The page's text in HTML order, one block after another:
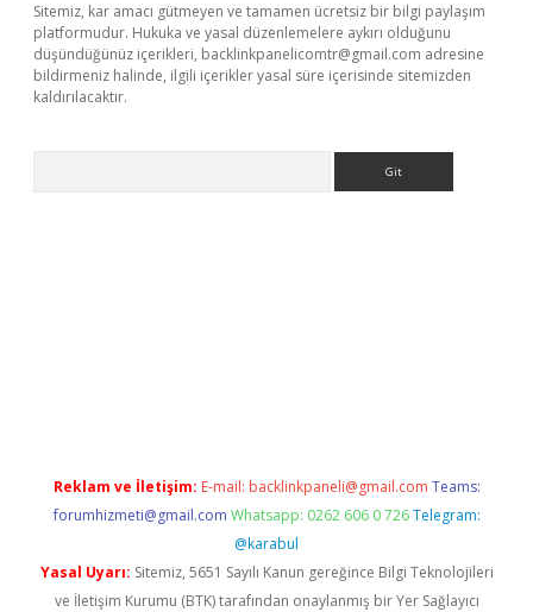
Sitemiz, kar amacı gütmeyen ve tamamen ücretsiz bir bilgi paylaşım
platformudur. Hukuka ve yasal düzenlemelere aykırı olduğunu
düşündüğünüz içerikleri, backlinkpanelicomtr@gmail.com adresine
bildirmeniz halinde, ilgili içerikler yasal süre içerisinde sitemizden
kaldırılacaktır.
Reklam ve İletişim: E-mail: backlinkpaneli@gmail.com Teams:
forumhizmeti@gmail.com Whatsapp: 0262 606 0 726 Telegram:
@karabul
Yasal Uyarı: Sitemiz, 5651 Sayılı Kanun gereğince Bilgi Teknolojileri
ve İletişim Kurumu (BTK) tarafından onaylanmış bir Yer Sağlayıcı